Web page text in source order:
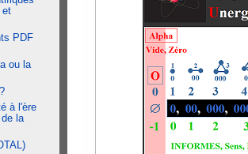
et
PDF
ou la
à l'ère
la